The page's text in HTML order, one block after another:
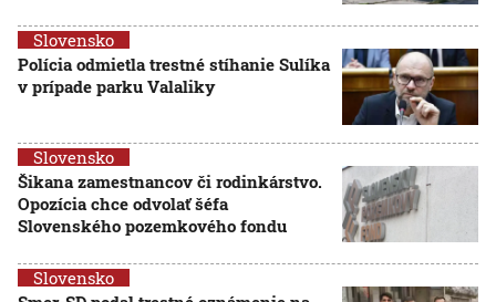
Slovensko
Polícia odmietla trestné stíhanie Sulíka
v prípade parku Valaliky
Slovensko
Šikana zamestnancov či rodinkárstvo.
Opozícia chce odvolať šéfa
Slovenského pozemkového fondu
Slovensko